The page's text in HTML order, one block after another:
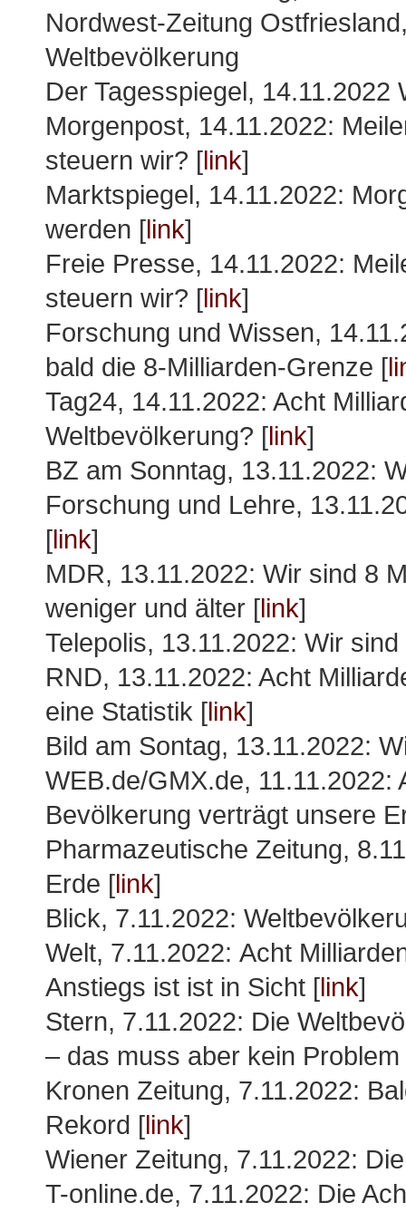
Nordwest-Zeitung
Weltbevölkerung
Der Tagesspiegel, 14.11.2022
Morgenpost, 14.11.2022:
steuern wir? [link]
Marktspiegel, 14.11.2022:
werden [link]
Freie Presse, 14.11.2022:
steuern wir? [link]
Forschung und Wissen,
bald die 8-Milliarden-Grenze [
Tag24, 14.11.2022: Acht
Weltbevölkerung? [link]
BZ am Sonntag, 13.11.2022:
Forschung und Lehre,
[link]
MDR, 13.11.2022: Wir sind 8
weniger und älter [link]
Telepolis, 13.11.2022: Wir
RND, 13.11.2022: Acht
eine Statistik [link]
Bild am Sontag, 13.11.2022:
WEB.de/GMX.de,
Bevölkerung verträgt unsere
Pharmazeutische Zeitung,
Erde [link]
Blick, 7.11.2022:
Welt, 7.11.2022: Acht
Anstiegs ist ist in Sicht [link]
Stern, 7.11.2022: Die
– das muss aber kein
Kronen Zeitung, 7.11.2022:
Rekord [link]
Wiener Zeitung, 7.11.2022:
T-online.de, 7.11.2022: Die